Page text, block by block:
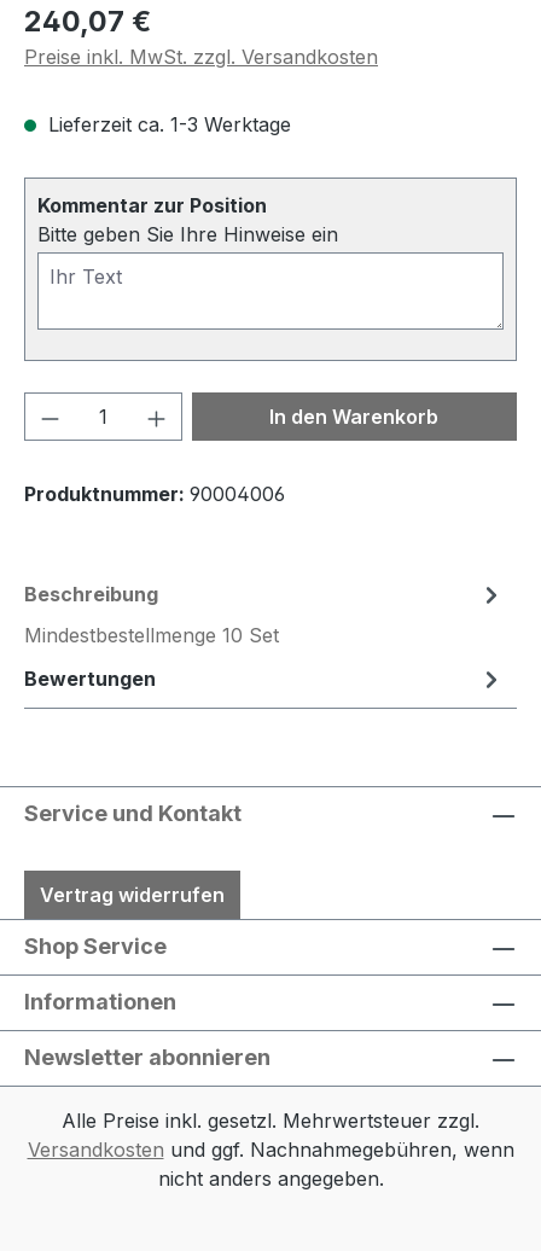
Regulärer Preis:
240,07 €
Preise inkl. MwSt. zzgl. Versandkosten
Lieferzeit ca. 1-3 Werktage
Kommentar zur Position
Bitte geben Sie Ihre Hinweise ein
Produkt Anzahl: Gib denIn den Warenkorb
Produktnummer: 90004006
Beschreibung
Mindestbestellmenge 10 Set
Bewertungen
Service und Kontakt
Vertrag widerrufen
Shop Service
Informationen
Newsletter abonnieren
Alle Preise inkl. gesetzl. Mehrwertsteuer zzgl.
Versandkosten und ggf. Nachnahmegebühren, wenn
nicht anders angegeben.